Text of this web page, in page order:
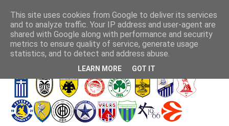
Ε
Υ
Άρης: Προς αίσιο τέλος του Αντετοκούνμπο
This site uses cookies from Google to deliver its services
and to analyze traffic. Your IP address and user-agent are
shared with Google along with performance and security
metrics to ensure quality of service, generate usage
statistics, and to detect and address abuse.
LEARN MORE GOT IT